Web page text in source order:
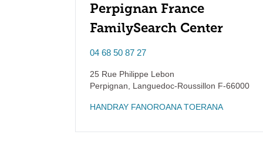
Perpignan France
FamilySearch Center
04 68 50 87 27
25 Rue Philippe Lebon
Perpignan
Languedoc-Roussillon F-66000
HANDRAY FANOROANA TOERANA